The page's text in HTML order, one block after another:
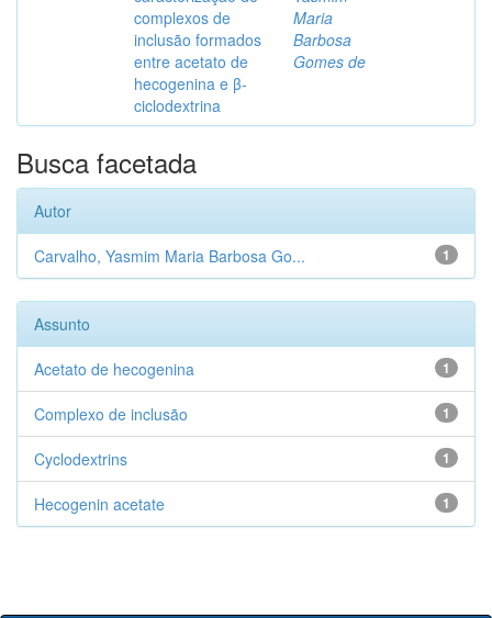
complexos de
inclusão formados
entre acetato de
hecogenina e β-
ciclodextrina
Maria
Barbosa
Gomes de
Busca facetada
Autor
1
Carvalho, Yasmim Maria Barbosa Go...
Assunto
1
Acetato de hecogenina
1
Complexo de inclusão
1
Cyclodextrins
1
Hecogenin acetate